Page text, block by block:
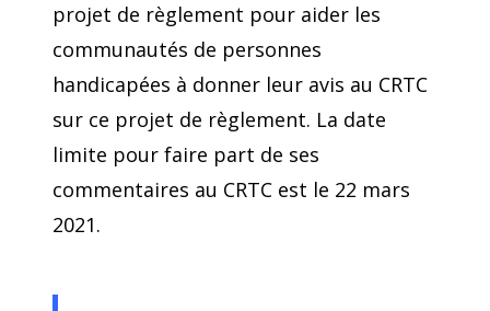
projet de règlement pour aider les
communautés de personnes
handicapées à donner leur avis au CRTC
sur ce projet de règlement. La date
limite pour faire part de ses
commentaires au CRTC est le 22 mars
2021.